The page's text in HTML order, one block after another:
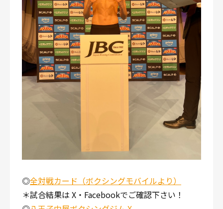
◎全対戦カード（ボクシングモバイルより）
＊試合結果は X・Facebookでご確認下さい！